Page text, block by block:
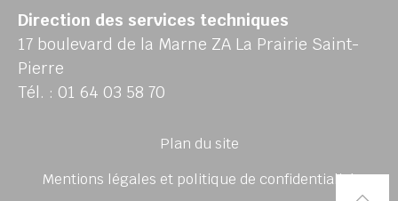
Direction des services techniques
17 boulevard de la Marne ZA La Prairie Saint-
Pierre
Tél. : 01 64 03 58 70
Plan du site
Mentions légales et politique de confidentialité